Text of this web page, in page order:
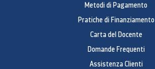
Metodi di Pagamento
Pratiche di Finanziamento
Carta del Docente
Domande Frequenti
Assistenza Clienti